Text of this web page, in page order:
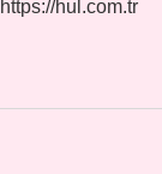
https://hul.com.tr